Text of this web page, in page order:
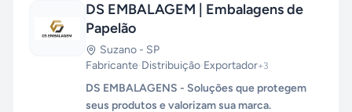
DS EMBALAGEM | Embalagens de
Papelão
Suzano - SP
Fabricante·Distribuição·Exportador+3
DS EMBALAGENS - Soluções que protegem
seus produtos e valorizam sua marca.